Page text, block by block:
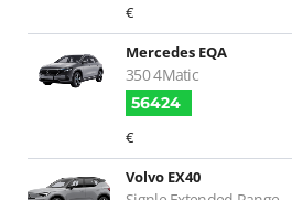
€
Mercedes EQA
350 4Matic
56424
€
Volvo EX40